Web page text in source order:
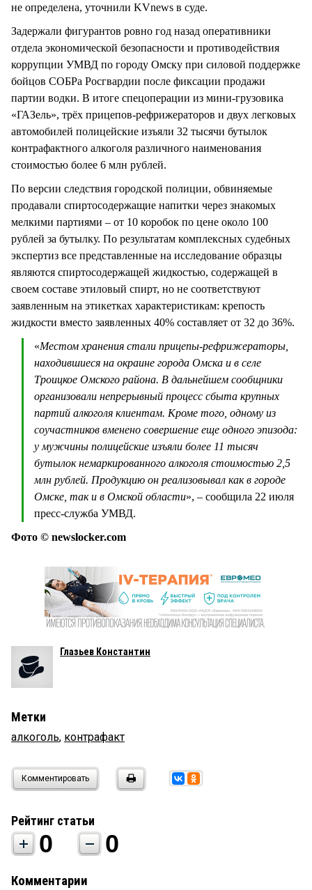
не определена, уточнили KVnews в суде.
Задержали фигурантов ровно год назад оперативники
отдела экономической безопасности и противодействия
коррупции УМВД по городу Омску при силовой поддержке
бойцов СОБРа Росгвардии после фиксации продажи
партии водки. В итоге спецоперации из мини-грузовика
«ГАЗель», трёх прицепов-рефрижераторов и двух легковых
автомобилей полицейские изъяли 32 тысячи бутылок
контрафактного алкоголя различного наименования
стоимостью более 6 млн рублей.
По версии следствия городской полиции, обвиняемые
продавали спиртосодержащие напитки через знакомых
мелкими партиями – от 10 коробок по цене около 100
рублей за бутылку. По результатам комплексных судебных
экспертиз все представленные на исследование образцы
являются спиртосодержащей жидкостью, содержащей в
своем составе этиловый спирт, но не соответствуют
заявленным на этикетках характеристикам: крепость
жидкости вместо заявленных 40% составляет от 32 до 36%.
«Местом хранения стали прицепы-рефрижераторы,
находившиеся на окраине города Омска и в селе
Троицкое Омского района. В дальнейшем сообщники
организовали непрерывный процесс сбыта крупных
партий алкоголя клиентам. Кроме того, одному из
соучастников вменено совершение еще одного эпизода:
у мужчины полицейские изъяли более 11 тысяч
бутылок немаркированного алкоголя стоимостью 2,5
млн рублей. Продукцию он реализовывал как в городе
Омске, так и в Омской области», – сообщила 22 июля
пресс-служба УМВД.
Фото © newslocker.com
Глазьев Константин
Метки
алкоголь, контрафакт
Комментировать
Рейтинг статьи
0 0
Комментарии